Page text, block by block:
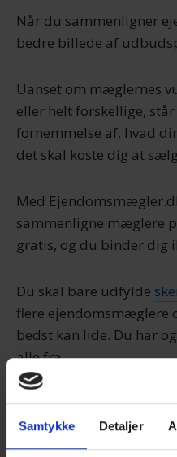
Samtykke Detaljer
Når du sammenligner
bedre billede af
Uanset om mæglernes
eller helt forskellige,
fornemmelse af, hvad
det skal koste dig at
Med
sammenligne mæglere
gratis, og du binder dig
Du skal bare udfylde
flere ejendomsmæglere
bedst kan lide. Du har
alle fra.